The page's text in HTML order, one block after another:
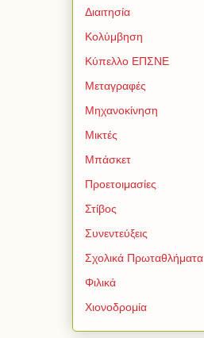
Διαιτησία
Κολύμβηση
Κύπελλο ΕΠΣΝΕ
Μεταγραφές
Μηχανοκίνηση
Μικτές
Μπάσκετ
Προετοιμασίες
Στίβος
Συνεντεύξεις
Σχολικά Πρωταθλήματα
Φιλικά
Χιονοδρομία